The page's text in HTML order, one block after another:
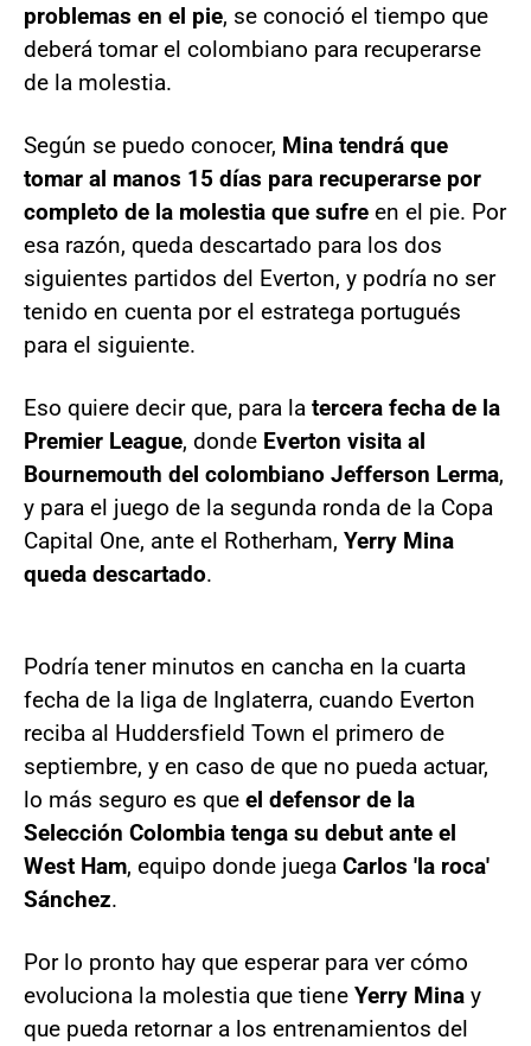
problemas en el pie, se conoció el tiempo que
deberá tomar el colombiano para recuperarse
de la molestia.
Según se puedo conocer, Mina tendrá que
tomar al manos 15 días para recuperarse por
completo de la molestia que sufre en el pie. Por
esa razón, queda descartado para los dos
siguientes partidos del Everton, y podría no ser
tenido en cuenta por el estratega portugués
para el siguiente.
Eso quiere decir que, para la tercera fecha de la
Premier League, donde Everton visita al
Bournemouth del colombiano Jefferson Lerma,
y para el juego de la segunda ronda de la Copa
Capital One, ante el Rotherham, Yerry Mina
queda descartado.
Podría tener minutos en cancha en la cuarta
fecha de la liga de Inglaterra, cuando Everton
reciba al Huddersfield Town el primero de
septiembre, y en caso de que no pueda actuar,
lo más seguro es que el defensor de la
Selección Colombia tenga su debut ante el
West Ham, equipo donde juega Carlos 'la roca'
Sánchez.
Por lo pronto hay que esperar para ver cómo
evoluciona la molestia que tiene Yerry Mina y
que pueda retornar a los entrenamientos del